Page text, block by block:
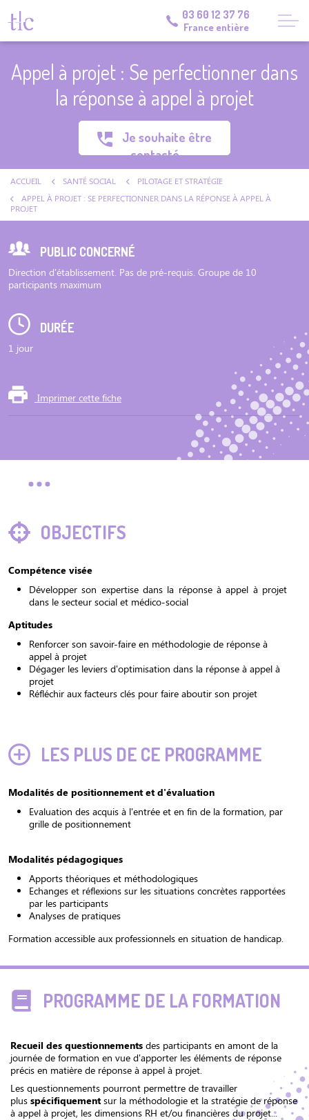
03 60 12 37 76
France entière
Appel à projet : Se perfectionner dans
la réponse à appel à projet
Je souhaite être
contacté
ACCUEIL SANTÉ SOCIAL
PILOTAGE ET STRATÉGIE
APPEL À PROJET : SE PERFECTIONNER DANS LA RÉPONSE À APPEL À
PROJET
OBJECTIFS
Compétence visée
Développer son expertise dans la réponse à appel à projet
dans le secteur social et médico-social
Aptitudes
Renforcer son savoir-faire en méthodologie de réponse à
appel à projet
Dégager les leviers d'optimisation dans la réponse à appel à
projet
Réfléchir aux facteurs clés pour faire aboutir son projet
LES PLUS DE CE PROGRAMME
Modalités de positionnement et d'évaluation
Evaluation des acquis à l'entrée et en fin de la formation, par
grille de positionnement
Modalités pédagogiques
Apports théoriques et méthodologiques
Echanges et réflexions sur les situations concrètes rapportées
par les participants
Analyses de pratiques
Formation accessible aux professionnels en situation de handicap.
PUBLIC CONCERNÉ
Direction d'établissement. Pas de pré-requis. Groupe de 10
participants maximum
DURÉE
1 jour
Imprimer cette fiche
PROGRAMME DE LA FORMATION
Recueil des questionnements des participants en amont de la
journée de formation en vue d'apporter les éléments de réponse
précis en matière de réponse à appel à projet.
Les questionnements pourront permettre de travailler
plus spécifiquementsur la méthodologie et la stratégie de réponse
à appel à projet, les dimensions RH et/ou financières du projet...